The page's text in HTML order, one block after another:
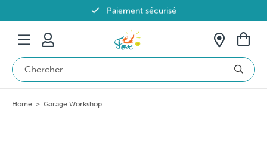
Paiement sécurisé
Livraison offerte dès 69€ en Belgique
Home > Garage Workshop